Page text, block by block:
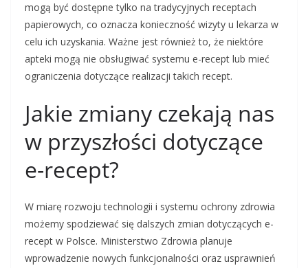
mogą być dostępne tylko na tradycyjnych receptach
papierowych, co oznacza konieczność wizyty u lekarza w
celu ich uzyskania. Ważne jest również to, że niektóre
apteki mogą nie obsługiwać systemu e-recept lub mieć
ograniczenia dotyczące realizacji takich recept.
Jakie zmiany czekają nas
w przyszłości dotyczące
e-recept?
W miarę rozwoju technologii i systemu ochrony zdrowia
możemy spodziewać się dalszych zmian dotyczących e-
recept w Polsce. Ministerstwo Zdrowia planuje
wprowadzenie nowych funkcjonalności oraz usprawnień